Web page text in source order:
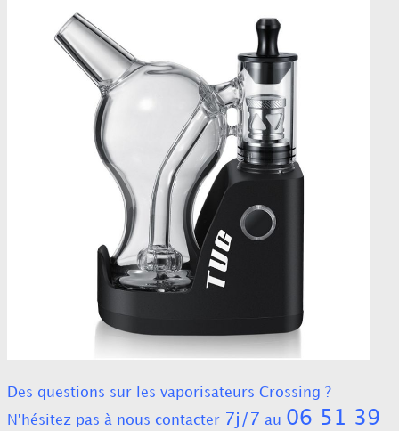
Des questions sur les vaporisateurs Crossing ?
N'hésitez pas à nous contacter 7j/7 au 06 51 39